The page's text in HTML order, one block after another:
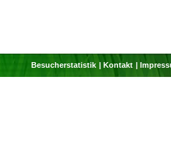
Besucherstatistik Kontakt